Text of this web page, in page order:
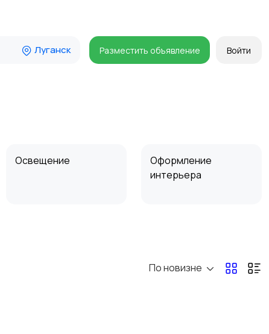
Луганск Разместить объявление Войти
Освещение
Оформление
интерьера
По новизне